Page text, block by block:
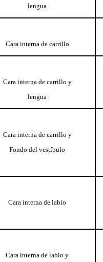
lengua
Cara interna de carrillo
Cara interna de carrillo y
lengua
Cara interna de carrillo y
Fondo del vestíbulo
Cara interna de labio
Cara interna de labio y